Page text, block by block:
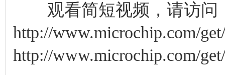
观看简短视频，请访问
http://www.microchip.com/
http://www.microchip.com/